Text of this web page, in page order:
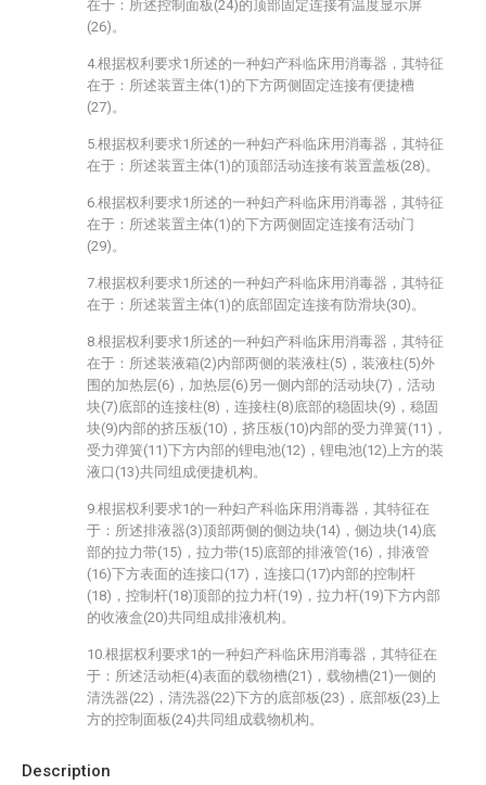
Description
在于：所述控制面板(24)的顶部固定连接有温度显示屏
(26)。
4.根据权利要求1所述的一种妇产科临床用消毒器，其特征
在于：所述装置主体(1)的下方两侧固定连接有便捷槽
(27)。
5.根据权利要求1所述的一种妇产科临床用消毒器，其特征
在于：所述装置主体(1)的顶部活动连接有装置盖板(28)。
6.根据权利要求1所述的一种妇产科临床用消毒器，其特征
在于：所述装置主体(1)的下方两侧固定连接有活动门
(29)。
7.根据权利要求1所述的一种妇产科临床用消毒器，其特征
在于：所述装置主体(1)的底部固定连接有防滑块(30)。
8.根据权利要求1所述的一种妇产科临床用消毒器，其特征
在于：所述装液箱(2)内部两侧的装液柱(5)，装液柱(5)外
围的加热层(6)，加热层(6)另一侧内部的活动块(7)，活动
块(7)底部的连接柱(8)，连接柱(8)底部的稳固块(9)，稳固
块(9)内部的挤压板(10)，挤压板(10)内部的受力弹簧(11)，
受力弹簧(11)下方内部的锂电池(12)，锂电池(12)上方的装
液口(13)共同组成便捷机构。
9.根据权利要求1的一种妇产科临床用消毒器，其特征在
于：所述排液器(3)顶部两侧的侧边块(14)，侧边块(14)底
部的拉力带(15)，拉力带(15)底部的排液管(16)，排液管
(16)下方表面的连接口(17)，连接口(17)内部的控制杆
(18)，控制杆(18)顶部的拉力杆(19)，拉力杆(19)下方内部
的收液盒(20)共同组成排液机构。
10.根据权利要求1的一种妇产科临床用消毒器，其特征在
于：所述活动柜(4)表面的载物槽(21)，载物槽(21)一侧的
清洗器(22)，清洗器(22)下方的底部板(23)，底部板(23)上
方的控制面板(24)共同组成载物机构。